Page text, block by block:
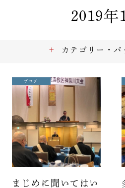
2019年
ブログ
まじめに聞いてはい
カテゴリー・バ